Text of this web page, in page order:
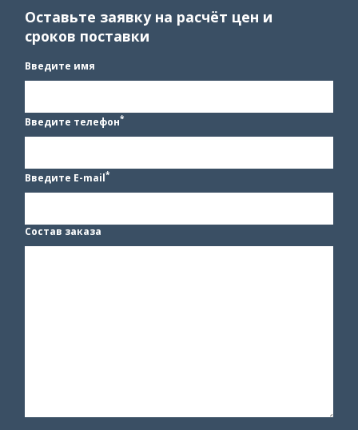
Оставьте заявку на расчёт цен и
сроков поставки
Введите имя
Введите телефон*
Введите E-mail*
Состав заказа